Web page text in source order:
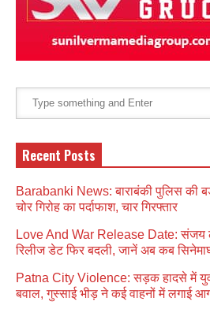
Recent Posts
Barabanki News: बाराबंकी पुलिस की
चोर गिरोह का पर्दाफाश, चार गिरफ्तार
Love And War Release Date: संजय
रिलीज डेट फिर बदली, जानें अब कब
Patna City Violence: सड़क हादसे में
बवाल, गुस्साई भीड़ ने कई वाहनों में लगाई